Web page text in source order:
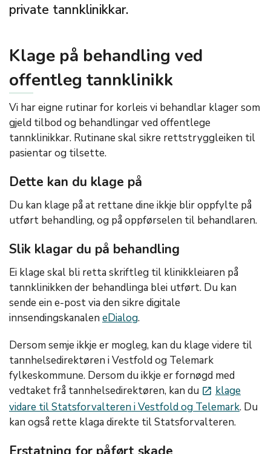
private tannklinikkar.
Klage på behandling ved
offentleg tannklinikk
Vi har eigne rutinar for korleis vi behandlar klager som
gjeld tilbod og behandlingar ved offentlege
tannklinikkar. Rutinane skal sikre rettstryggleiken til
pasientar og tilsette.
Dette kan du klage på
Du kan klage på at rettane dine ikkje blir oppfylte på
utført behandling, og på oppførselen til behandlaren.
Slik klagar du på behandling
Ei klage skal bli retta skriftleg til klinikkleiaren på
tannklinikken der behandlinga blei utført. Du kan
sende ein e-post via den sikre digitale
innsendingskanalen eDialog.
Dersom semje ikkje er mogleg, kan du klage videre til
tannhelsedirektøren i Vestfold og Telemark
fylkeskommune. Dersom du ikkje er fornøgd med
vedtaket frå tannhelsedirektøren, kan du launch klage
vidare til Statsforvalteren i Vestfold og Telemark. Du
kan også rette klaga direkte til Statsforvalteren.